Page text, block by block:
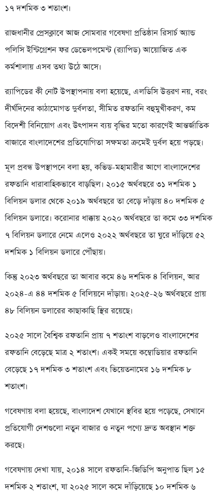
১৭ দশমিক ৩ শতাংশ।
রাজধানীর প্রেসক্লাবে আজ সোমবার গবেষণা প্রতিষ্ঠান রিসার্চ অ্যান্ড
পলিসি ইন্টিগ্রেশন ফর ডেভেলপমেন্ট (র‍্যাপিড) আয়োজিত এক
কর্মশালায় এসব তথ্য উঠে আসে।
র‍্যাপিডের কী নোট উপস্থাপনায় বলা হয়েছে, এলডিসি উত্তরণ নয়, বরং
দীর্ঘদিনের কাঠামোগত দুর্বলতা, সীমিত রফতানি বহুমুখীকরণ, কম
বিদেশী বিনিয়োগ এবং উৎপাদন ব্যয় বৃদ্ধির মতো কারণেই আন্তর্জাতিক
বাজারে বাংলাদেশের প্রতিযোগিতা সক্ষমতা ক্রমেই দুর্বল হয়ে পড়ছে।
মূল প্রবন্ধ উপস্থাপনে বলা হয়, কভিড-মহামারীর আগে বাংলাদেশের
রফতানি ধারাবাহিকভাবে বাড়ছিল। ২০১৫ অর্থবছরে ৩১ দশমিক ১
বিলিয়ন ডলার থেকে ২০১৯ অর্থবছরে তা বেড়ে দাঁড়ায় ৪০ দশমিক ৫
বিলিয়ন ডলারে। করোনার ধাক্কায় ২০২০ অর্থবছরে তা কমে ৩৩ দশমিক
৭ বিলিয়ন ডলারে নেমে এলেও ২০২২ অর্থবছরে তা ঘুরে দাঁড়িয়ে ৫২
দশমিক ১ বিলিয়ন ডলারে পৌঁছায়।
কিন্তু ২০২৩ অর্থবছরে তা আবার কমে ৪৬ দশমিক ৪ বিলিয়ন, আর
২০২৪-এ ৪৪ দশমিক ৫ বিলিয়নে দাঁড়ায়। ২০২৫-২৬ অর্থবছরে প্রায়
৪৮ বিলিয়ন ডলারের কাছাকাছি স্থির রয়েছে।
২০২৫ সালে বৈশ্বিক রফতানি প্রায় ৭ শতাংশ বাড়লেও বাংলাদেশের
রফতানি বেড়েছে মাত্র ২ শতাংশ। একই সময়ে কম্বোডিয়ার রফতানি
বেড়েছে ১৭ দশমিক ৩ শতাংশ এবং ভিয়েতনামের ১৬ দশমিক ৮
শতাংশ।
গবেষণায় বলা হয়েছে, বাংলাদেশ যেখানে স্থবির হয়ে পড়েছে, সেখানে
প্রতিযোগী দেশগুলো নতুন বাজার ও নতুন পণ্যে দ্রুত অবস্থান শক্ত
করছে।
গবেষণায় দেখা যায়, ২০১৪ সালে রফতানি-জিডিপি অনুপাত ছিল ১৫
দশমিক ২ শতাংশ, যা ২০২৫ সালে কমে দাঁড়িয়েছে ১০ দশমিক ৬